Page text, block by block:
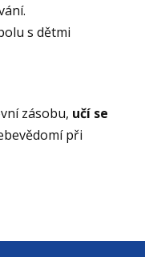
s dětmi
zásobu, učí se
při